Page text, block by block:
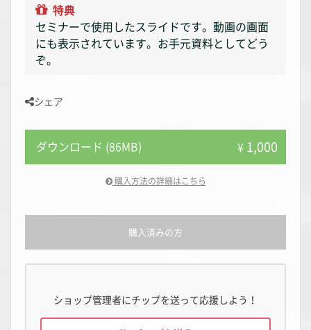
特典
セミナーで使用したスライドです。動画の画面
にも表示されています。お手元資料としてどう
ぞ。
シェア
ダウンロード (86MB) ¥ 1,000
購入方法の詳細はこちら
購入済みの方
ショップ管理者にチップを送って応援しよう！